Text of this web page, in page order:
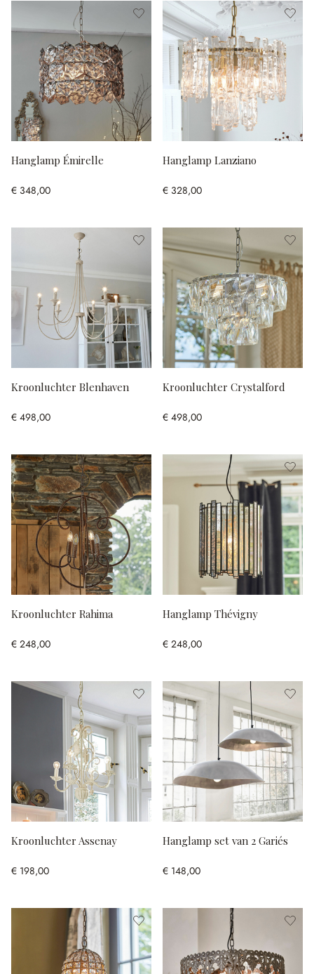
Hanglamp Émirelle
€ 348,00
Hanglamp Lanziano
€ 328,00
Kroonluchter Blenhaven
€ 498,00
Kroonluchter Crystalford
€ 498,00
Kroonluchter Rahima
€ 248,00
Hanglamp Thévigny
€ 248,00
Kroonluchter Assenay
€ 198,00
Hanglamp set van 2 Gariés
€ 148,00